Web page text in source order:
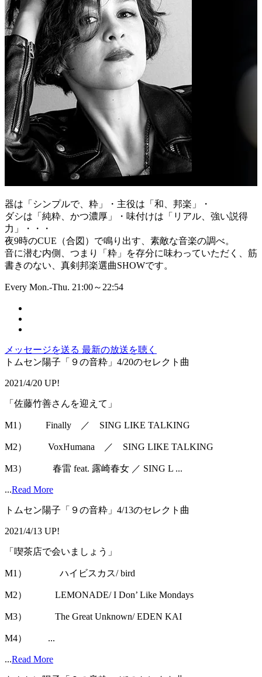
器は「シンプルで、粋」・主役は「和、邦楽」・
ダシは「純粋、かつ濃厚」・味付けは「リアル、強い説得
力」・・・
夜9時のCUE（合図）で鳴り出す、素敵な音楽の調べ。
音に潜む内側、つまり「粋」を存分に味わっていただく、筋
書きのない、真剣邦楽選曲SHOWです。
Every Mon.-Thu. 21:00～22:54
メッセージを送る 最新の放送を聴く
トムセン陽子「９の音粋」4/20のセレクト曲
2021/4/20 UP!
「佐藤竹善さんを迎えて」
M1） Finally ／ SING LIKE TALKING
M2） VoxHumana ／ SING LIKE TALKING
M3） 春雷 feat. 露崎春女 ／ SING L ...
...Read More
トムセン陽子「９の音粋」4/13のセレクト曲
2021/4/13 UP!
「喫茶店で会いましょう」
M1） ハイビスカス/ bird
M2） LEMONADE/ I Don’ Like Mondays
M3） The Great Unknown/ EDEN KAI
M4） ...
...Read More